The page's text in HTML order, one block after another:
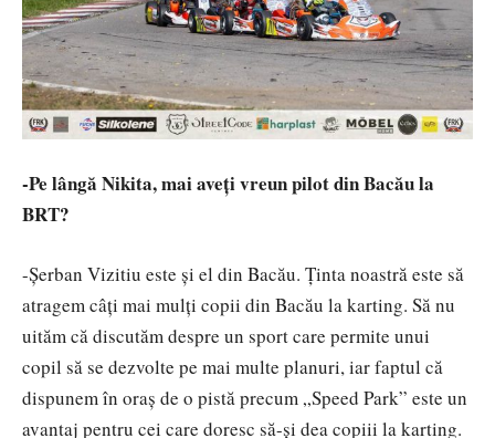
-Pe lângă Nikita, mai aveți vreun pilot din Bacău la
BRT?
-Șerban Vizitiu este și el din Bacău. Ținta noastră este să
atragem câți mai mulți copii din Bacău la karting. Să nu
uităm că discutăm despre un sport care permite unui
copil să se dezvolte pe mai multe planuri, iar faptul că
dispunem în oraș de o pistă precum „Speed Park” este un
avantaj pentru cei care doresc să-și dea copiii la karting.